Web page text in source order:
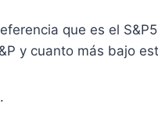
que es el
y cuanto más bajo